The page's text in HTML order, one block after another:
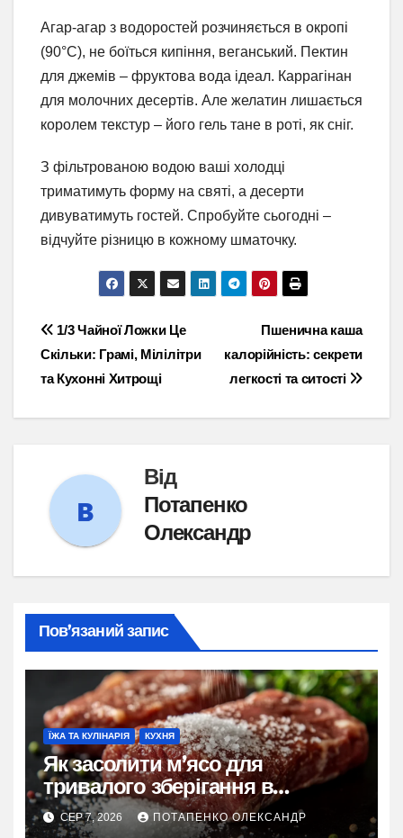
Агар-агар з водоростей розчиняється в окропі
(90°C), не боїться кипіння, веганський. Пектин
для джемів – фруктова вода ідеал. Каррагінан
для молочних десертів. Але желатин лишається
королем текстур – його гель тане в роті, як сніг.
З фільтрованою водою ваші холодці
триматимуть форму на святі, а десерти
дивуватимуть гостей. Спробуйте сьогодні –
відчуйте різницю в кожному шматочку.
Навігація
записів
Пшенична каша
калорійність: секрети
легкості та ситості
1/3 Чайної Ложки Це
Скільки: Грамі, Мілілітри
та Кухонні Хитрощі
Від
Потапенко
Олександр
Пов’язаний запис
ЇЖА ТА КУЛІНАРІЯ КУХНЯ
Як засолити м’ясо для
тривалого зберігання в
домашніх умовах
СЕР 7, 2026 ПОТАПЕНКО ОЛЕКСАНДР